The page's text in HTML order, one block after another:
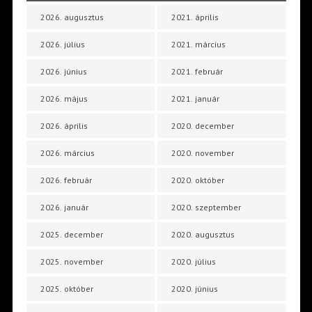
2026. augusztus
2026. július
2026. június
2026. május
2026. április
2026. március
2026. február
2026. január
2025. december
2025. november
2025. október
2021. április
2021. március
2021. február
2021. január
2020. december
2020. november
2020. október
2020. szeptember
2020. augusztus
2020. július
2020. június